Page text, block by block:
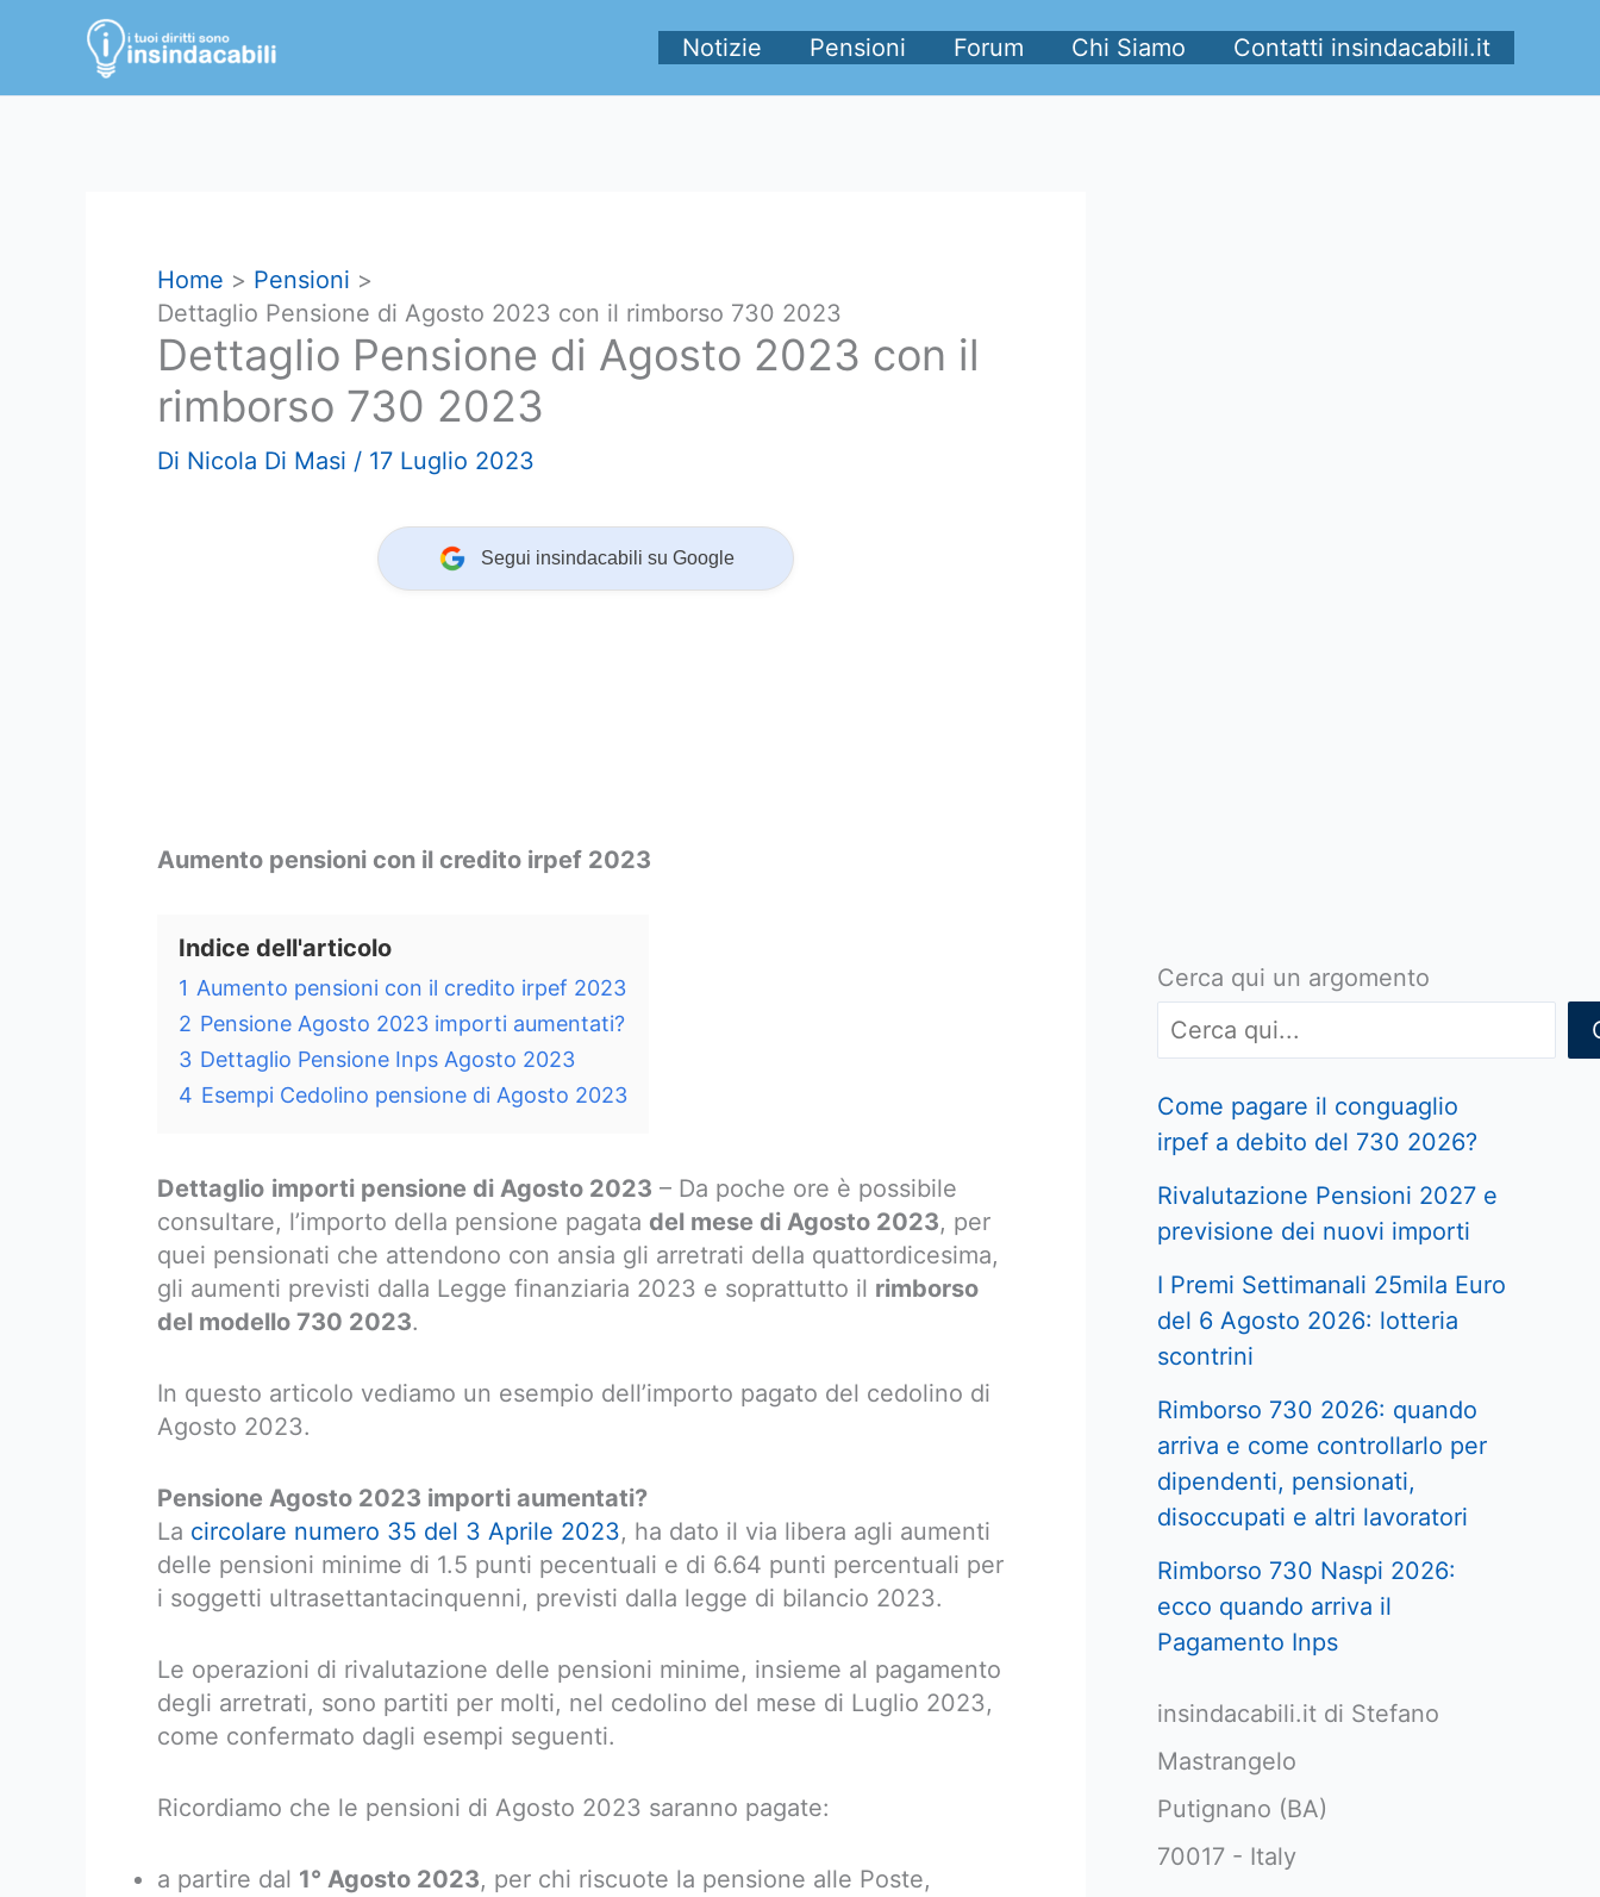
contenuto
Notizie Pensioni Forum Chi Siamo Contatti insindacabili.it
Home
Pensioni
Dettaglio Pensione di Agosto 2023 con il rimborso 730 2023
Dettaglio Pensione di Agosto 2023 con il
rimborso 730 2023
Di Nicola Di Masi / 17 Luglio 2023
Segui insindacabili su Google
Aumento pensioni con il credito irpef 2023
Indice dell'articolo
1 Aumento pensioni con il credito irpef 2023
2 Pensione Agosto 2023 importi aumentati?
3 Dettaglio Pensione Inps Agosto 2023
4 Esempi Cedolino pensione di Agosto 2023
Dettaglio importi pensione di Agosto 2023 – Da poche ore è possibile
consultare, l’importo della pensione pagata del mese di Agosto 2023, per
quei pensionati che attendono con ansia gli arretrati della quattordicesima,
gli aumenti previsti dalla Legge finanziaria 2023 e soprattutto il rimborso
del modello 730 2023.
In questo articolo vediamo un esempio dell’importo pagato del cedolino di
Agosto 2023.
Pensione Agosto 2023 importi aumentati?
La circolare numero 35 del 3 Aprile 2023, ha dato il via libera agli aumenti
delle pensioni minime di 1.5 punti pecentuali e di 6.64 punti percentuali per
i soggetti ultrasettantacinquenni, previsti dalla legge di bilancio 2023.
Le operazioni di rivalutazione delle pensioni minime, insieme al pagamento
degli arretrati, sono partiti per molti, nel cedolino del mese di Luglio 2023,
come confermato dagli esempi seguenti.
Ricordiamo che le pensioni di Agosto 2023 saranno pagate:
a partire dal 1° Agosto 2023, per chi riscuote la pensione alle Poste,
Cerca qui un argomento
Come pagare il conguaglio
irpef a debito del 730 2026?
Rivalutazione Pensioni 2027 e
previsione dei nuovi importi
I Premi Settimanali 25mila Euro
del 6 Agosto 2026: lotteria
scontrini
Rimborso 730 2026: quando
arriva e come controllarlo per
dipendenti, pensionati,
disoccupati e altri lavoratori
Rimborso 730 Naspi 2026:
ecco quando arriva il
Pagamento Inps
insindacabili.it di Stefano
Mastrangelo
Putignano (BA)
70017 - Italy